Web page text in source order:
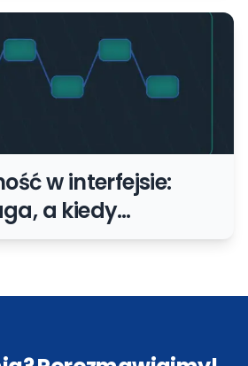
w interfejsie:
a kiedy